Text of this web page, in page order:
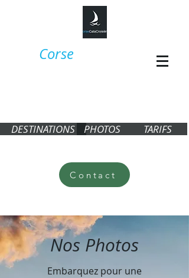
Corse CataCroisière,
DESTINATIONS PHOTOS TARIFS
Contact
Nos Photos
Embarquez pour une